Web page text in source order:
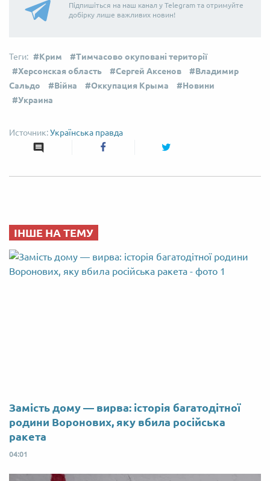
Підпишіться на наш канал у Telegram та отримуйте
добірку лише важливих новин!
Крим
Тимчасово окуповані території
Херсонская область
Сергей Аксенов
Владимир
Сальдо
Війна Оккупация Крыма
Новини
Украина
Українська правда
ІНШЕ НА ТЕМУ
Замість дому — вирва: історія багатодітної
родини Воронових, яку вбила російська
ракета
04:01